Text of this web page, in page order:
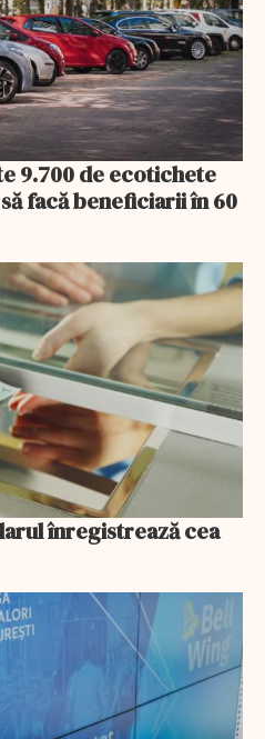
9.700 de ecotichete
facă beneficiarii în 60
înregistrează cea